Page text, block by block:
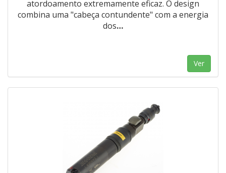
atordoamento extremamente eficaz. O design
combina uma "cabeça contundente" com a energia
dos…
Ver